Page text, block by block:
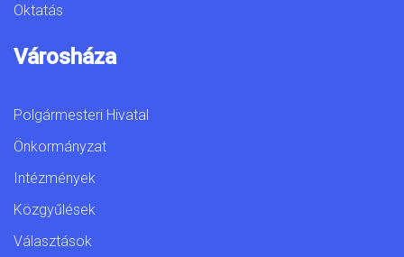
Oktatás
Városháza
Polgármesteri Hivatal
Önkormányzat
Intézmények
Közgyűlések
Választások